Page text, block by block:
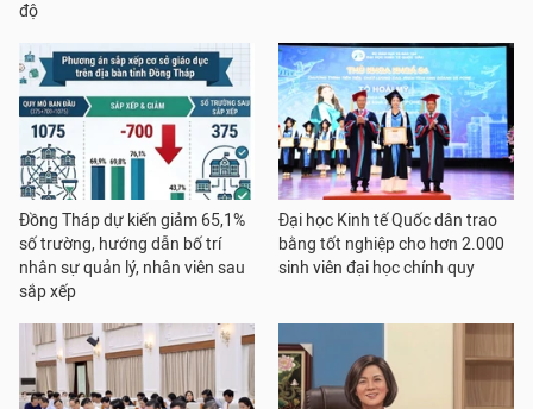
độ
Đồng Tháp dự kiến giảm 65,1%
số trường, hướng dẫn bố trí
nhân sự quản lý, nhân viên sau
sắp xếp
Đại học Kinh tế Quốc dân trao
bằng tốt nghiệp cho hơn 2.000
sinh viên đại học chính quy